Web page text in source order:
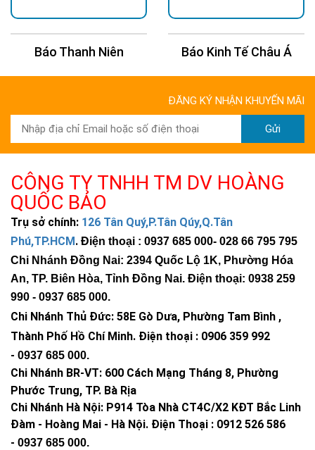
Báo Thanh Niên Báo Kinh Tế Châu Á
ĐĂNG KÝ NHẬN KHUYẾN MÃI
Gửi
CÔNG TY TNHH TM DV HOÀNG
QUỐC BẢO
Trụ sở chính: 126 Tân Quý,P.Tân Qúy,Q.Tân
Phú,TP.HCM. Điện thoại : 0937 685 000- 028 66 795 795
Chi Nhánh Đồng Nai: 2394 Quốc Lộ 1K, Phường Hóa
An, TP. Biên Hòa, Tỉnh Đồng Nai. Điện thoại: 0938 259
990 - 0937 685 000.
Chi Nhánh Thủ Đức: 58E Gò Dưa, Phường Tam Bình ,
Thành Phố Hồ Chí Minh. Điện thoại : 0906 359 992
- 0937 685 000.
Chi Nhánh BR-VT: 600 Cách Mạng Tháng 8, Phường
Phước Trung, TP. Bà Rịa
Chi Nhánh Hà Nội: P914 Tòa Nhà CT4C/X2 KĐT Bắc Linh
Đàm - Hoàng Mai - Hà Nội. Điện Thoại : 0912 526 586
- 0937 685 000.